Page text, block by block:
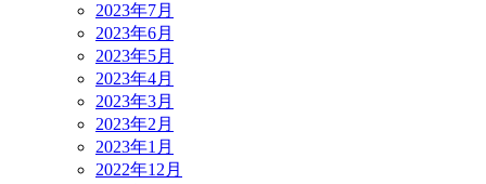
2023年7月
2023年6月
2023年5月
2023年4月
2023年3月
2023年2月
2023年1月
2022年12月